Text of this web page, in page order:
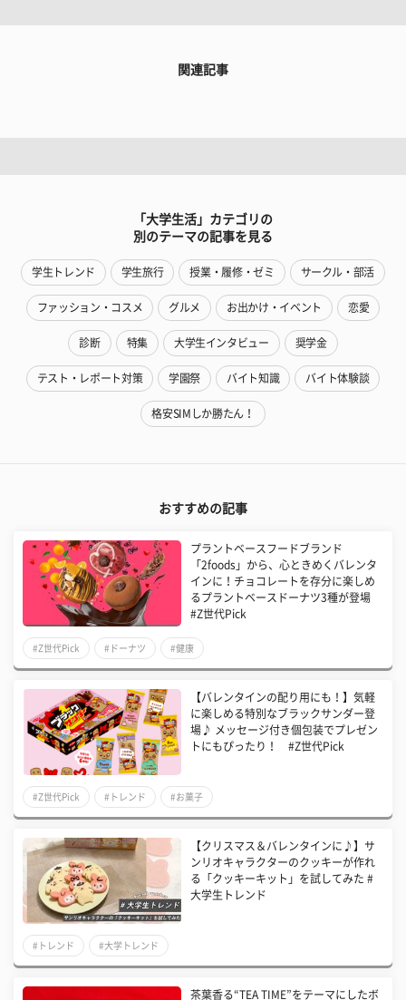
関連記事
「大学生活」カテゴリの
別のテーマの記事を見る
学生トレンド 学生旅行 授業・履修・ゼミ サークル・部活
ファッション・コスメ グルメ お出かけ・イベント 恋愛
診断 特集 大学生インタビュー 奨学金
テスト・レポート対策 学園祭 バイト知識 バイト体験談
格安SIMしか勝たん！
おすすめの記事
プラントベースフードブランド
「2foods」から、心ときめくバレンタ
インに！チョコレートを存分に楽しめ
るプラントベースドーナツ3種が登場
#Z世代Pick
#Z世代Pick #ドーナツ #健康
【バレンタインの配り用にも！】気軽
に楽しめる特別なブラックサンダー登
場♪ メッセージ付き個包装でプレゼン
トにもぴったり！ #Z世代Pick
#Z世代Pick #トレンド #お菓子
【クリスマス＆バレンタインに♪】サ
ンリオキャラクターのクッキーが作れ
る「クッキーキット」を試してみた #
大学生トレンド
#トレンド #大学トレンド
茶葉香る“TEA TIME”をテーマにしたボ